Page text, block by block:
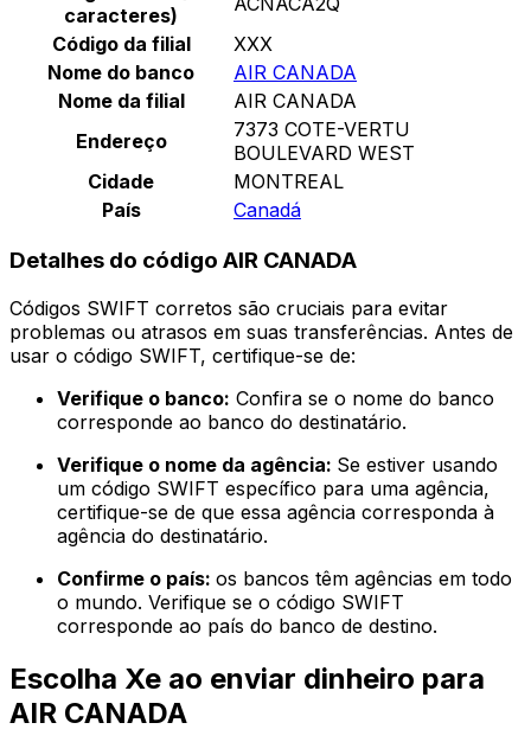
caracteres)
Código da filial
XXX
Nome do banco
AIR CANADA
Nome da filial
AIR CANADA
Endereço
7373 COTE-VERTU
BOULEVARD WEST
Cidade
MONTREAL
País
Canadá
Detalhes do código AIR CANADA
Códigos SWIFT corretos são cruciais para evitar
problemas ou atrasos em suas transferências. Antes de
usar o código SWIFT, certifique-se de:
Verifique o banco: Confira se o nome do banco
corresponde ao banco do destinatário.
Verifique o nome da agência: Se estiver usando
um código SWIFT específico para uma agência,
certifique-se de que essa agência corresponda à
agência do destinatário.
Confirme o país: os bancos têm agências em todo
o mundo. Verifique se o código SWIFT
corresponde ao país do banco de destino.
Escolha Xe ao enviar dinheiro para
AIR CANADA